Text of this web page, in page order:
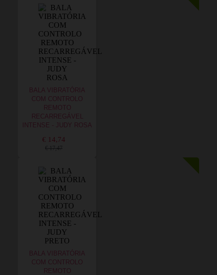
BALA VIBRATÓRIA
COM CONTROLO
REMOTO
RECARREGÁVEL
INTENSE - JUDY ROSA
€ 14,74
€ 17,47
BALA VIBRATÓRIA
COM CONTROLO
REMOTO